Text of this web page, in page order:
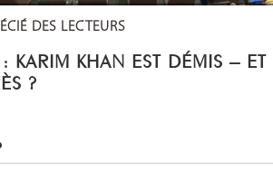
DES LECTEURS
KARIM KHAN EST DÉMIS – ET
?